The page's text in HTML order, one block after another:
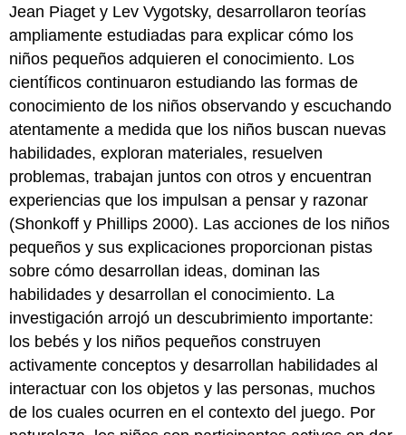
Jean Piaget y Lev Vygotsky, desarrollaron teorías
ampliamente estudiadas para explicar cómo los
niños pequeños adquieren el conocimiento. Los
científicos continuaron estudiando las formas de
conocimiento de los niños observando y escuchando
atentamente a medida que los niños buscan nuevas
habilidades, exploran materiales, resuelven
problemas, trabajan juntos con otros y encuentran
experiencias que los impulsan a pensar y razonar
(Shonkoff y Phillips 2000). Las acciones de los niños
pequeños y sus explicaciones proporcionan pistas
sobre cómo desarrollan ideas, dominan las
habilidades y desarrollan el conocimiento. La
investigación arrojó un descubrimiento importante:
los bebés y los niños pequeños construyen
activamente conceptos y desarrollan habilidades al
interactuar con los objetos y las personas, muchos
de los cuales ocurren en el contexto del juego. Por